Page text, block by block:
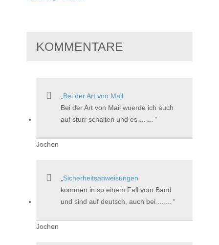
KOMMENTARE
Bei der Art von Mail
Bei der Art von Mail wuerde ich auch
auf sturr schalten und es ... ...
Jochen
Sicherheitsanweisungen
kommen in so einem Fall vom Band
und sind auf deutsch, auch bei ... ...
Jochen